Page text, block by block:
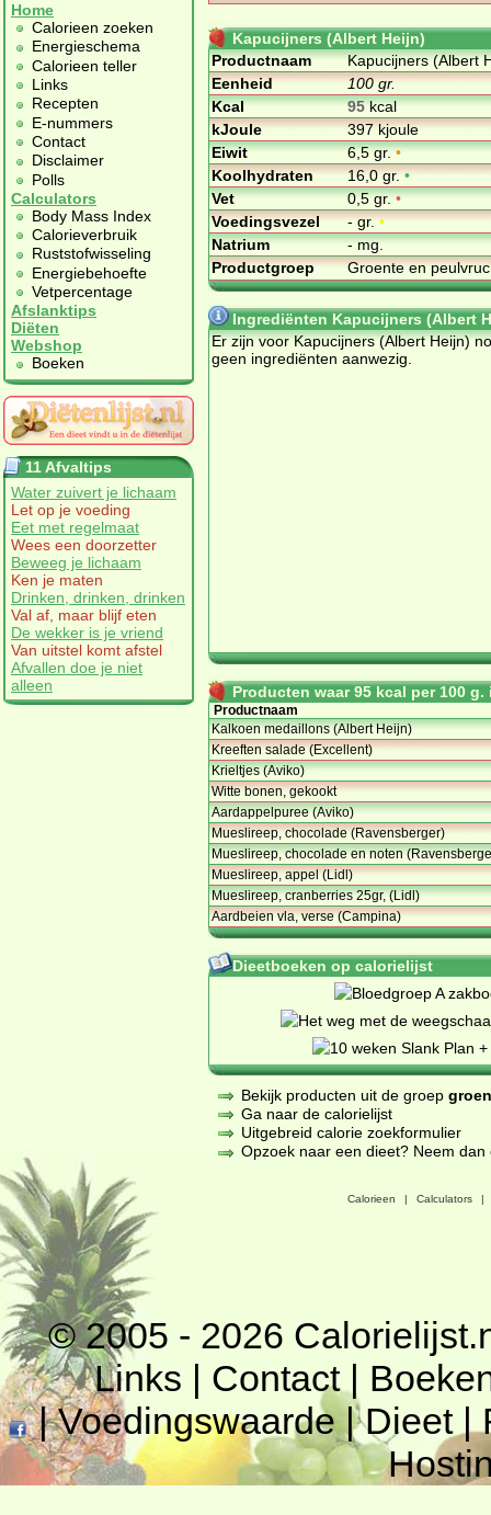
Home
Calorieen zoeken
Energieschema
Calorieen teller
Links
Recepten
E-nummers
Contact
Disclaimer
Polls
Calculators
Body Mass Index
Calorieverbruik
Ruststofwisseling
Energiebehoefte
Vetpercentage
Afslanktips
Diëten
Webshop
Boeken
11 Afvaltips
Water zuivert je lichaam
Let op je voeding
Eet met regelmaat
Wees een doorzetter
Beweeg je lichaam
Ken je maten
Drinken, drinken, drinken
Val af, maar blijf eten
De wekker is je vriend
Van uitstel komt afstel
Afvallen doe je niet
alleen
Kapucijners (Albert Heijn)
Productnaam
Kapucijners (Albert
Eenheid
100 gr.
Kcal
95kcal
kJoule
397 kjoule
Eiwit
6,5 gr.•
Koolhydraten
16,0 gr.•
Vet
0,5 gr.•
Voedingsvezel
- gr.•
Natrium
- mg.
Productgroep
Groente en
Ingrediënten Kapucijners (Albert
Er zijn voor Kapucijners (Albert Heijn)
geen ingrediënten aanwezig.
Producten waar 95 kcal per 100
Productnaam
Kalkoen medaillons (Albert Heijn)
Kreeften salade (Excellent)
Krieltjes (Aviko)
Witte bonen, gekookt
Aardappelpuree (Aviko)
Mueslireep, chocolade (Ravensberger)
Mueslireep, chocolade en noten
Mueslireep, appel (Lidl)
Mueslireep, cranberries 25gr, (Lidl)
Aardbeien vla, verse (Campina)
Dieetboeken op calorielijst
Bekijk producten uit de groep
Ga naar de calorielijst
Uitgebreid calorie zoekformulier
Opzoek naar een dieet? Neem
Calorieen | Calculators |
© 2005 - 2026
Links | Contact|
|Voedingswaarde|Dieet|